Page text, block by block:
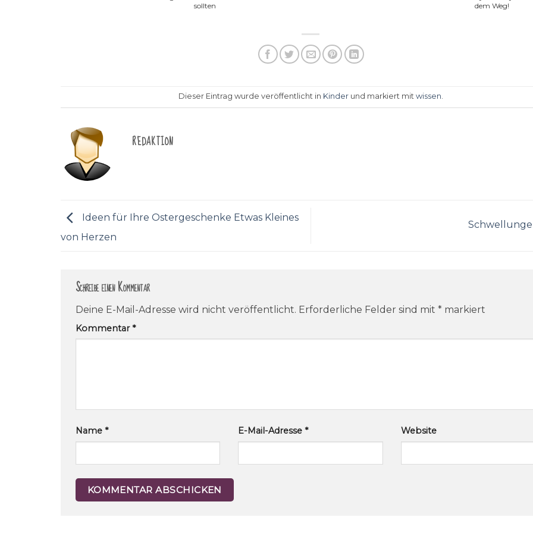
sollten
dem Weg!
Dieser Eintrag wurde veröffentlicht in Kinderund markiert mit wissen.
REDAKTION
Ideen für Ihre Ostergeschenke Etwas Kleines
von Herzen
Schreibe einen Kommentar
Deine E-Mail-Adresse wird nicht veröffentlicht. Erforderliche Felder sind mit * markiert
Kommentar*
Name * E-Mail-Adresse* Website